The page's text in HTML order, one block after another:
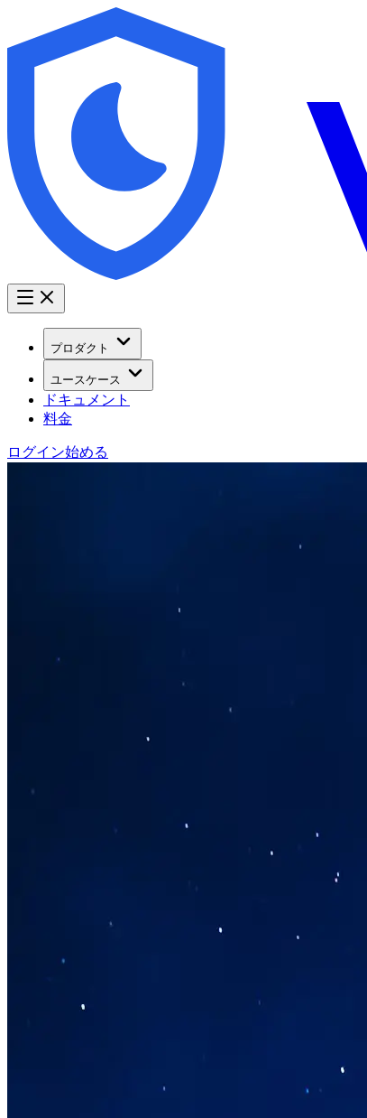
プロダクト
ユースケース
ドキュメント
料金
ログイン始める